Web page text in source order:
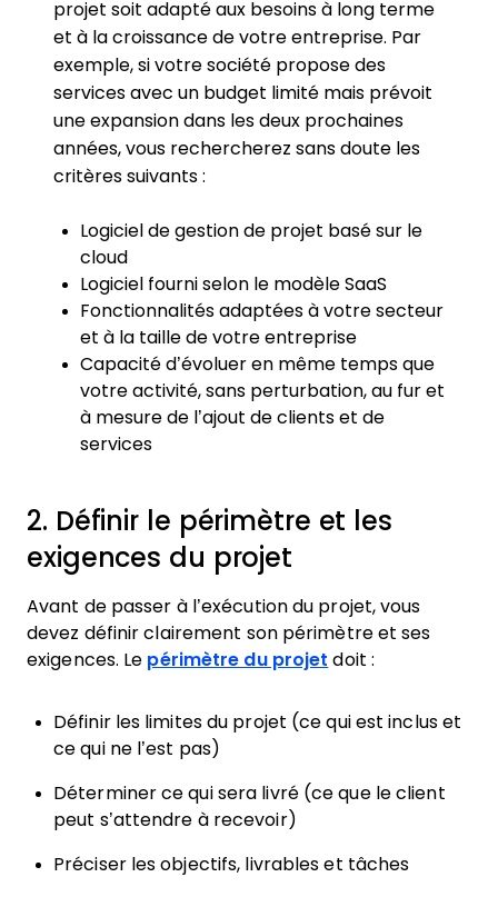
projet soit adapté aux besoins à long terme
et à la croissance de votre entreprise. Par
exemple, si votre société propose des
services avec un budget limité mais prévoit
une expansion dans les deux prochaines
années, vous rechercherez sans doute les
critères suivants :
Logiciel de gestion de projet basé sur le
cloud
Logiciel fourni selon le modèle SaaS
Fonctionnalités adaptées à votre secteur
et à la taille de votre entreprise
Capacité d’évoluer en même temps que
votre activité, sans perturbation, au fur et
à mesure de l’ajout de clients et de
services
2. Définir le périmètre et les
exigences du projet
Avant de passer à l’exécution du projet, vous
devez définir clairement son périmètre et ses
exigences. Le périmètre du projet doit :
Définir les limites du projet (ce qui est inclus et
ce qui ne l’est pas)
Déterminer ce qui sera livré (ce que le client
peut s’attendre à recevoir)
Préciser les objectifs, livrables et tâches